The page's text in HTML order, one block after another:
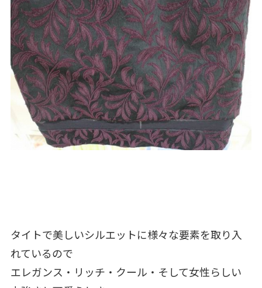
タイトで美しいシルエットに様々な要素を取り入
れているので
エレガンス・リッチ・クール・そして女性らしい